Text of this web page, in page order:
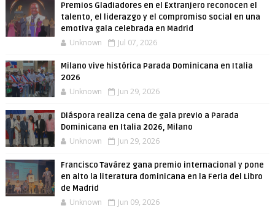
Premios Gladiadores en el Extranjero reconocen el
talento, el liderazgo y el compromiso social en una
emotiva gala celebrada en Madrid
Unknown Jul 07, 2026
Milano vive histórica Parada Dominicana en Italia
2026
Unknown Jun 29, 2026
Diáspora realiza cena de gala previo a Parada
Dominicana en Italia 2026, Milano
Unknown Jun 29, 2026
Francisco Tavárez gana premio internacional y pone
en alto la literatura dominicana en la Feria del Libro
de Madrid
Unknown Jun 09, 2026